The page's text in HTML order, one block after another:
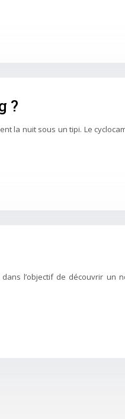
?
la nuit sous un tipi. Le
l’objectif de découvrir un